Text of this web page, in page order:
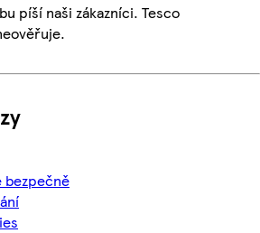
píší naši zákazníci. Tesco
bezpečně